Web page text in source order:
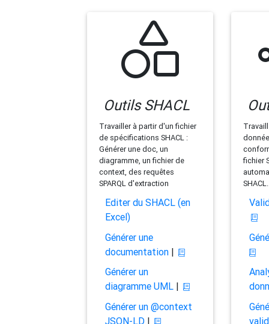
Outils SHACL
Travailler à partir d'un fichier
de spécifications SHACL :
Générer une doc, un
diagramme, un fichier de
context, des requêtes
SPARQL d'extraction
Editer du SHACL (en
Excel)
Générer une
documentation|
Générer un
diagramme UML|
Générer un @context
JSON-LD|
fichier
SHACL.